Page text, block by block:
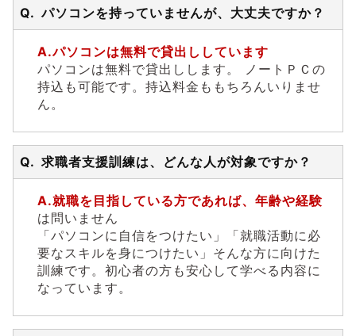
パソコンを持っていませんが、大丈夫ですか？
パソコンは無料で貸出ししています
パソコンは無料で貸出しします。 ノートＰＣの
持込も可能です。持込料金ももちろんいりませ
ん。
求職者支援訓練は、どんな人が対象ですか？
就職を目指している方であれば、年齢や経験
は問いません
「パソコンに自信をつけたい」「就職活動に必
要なスキルを身につけたい」そんな方に向けた
訓練です。初心者の方も安心して学べる内容に
なっています。